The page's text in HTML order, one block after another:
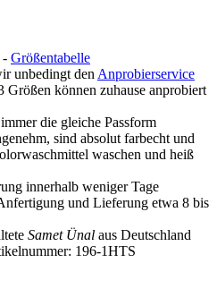
- Größentabelle
unbedingt den Anprobierservice
Größen können zuhause anprobiert
die gleiche Passform
sind absolut farbecht und
waschen und heiß
innerhalb weniger Tage
und Lieferung etwa 8 bis
Samet Ünal aus Deutschland
196-1HTS